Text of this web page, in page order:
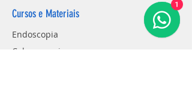
Cursos e Materiais
Endoscopia
Colonoscopia
1